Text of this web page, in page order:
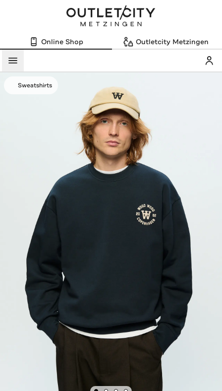
Online Shop Outletcity Metzingen
Menü
Sweatshirts